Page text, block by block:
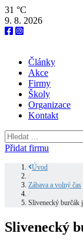
31 °C
9. 8. 2026
Články
Akce
Firmy
Školy
Organizace
Kontakt
Přidat firmu
Úvod
Zábava a volný čas
Slivenecký burčák
Slivenecký